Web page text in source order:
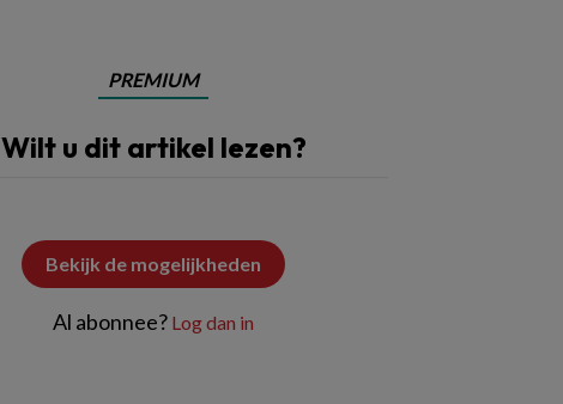
PREMIUM
Wilt u dit artikel lezen?
Bekijk de mogelijkheden
Al abonnee? Log dan in